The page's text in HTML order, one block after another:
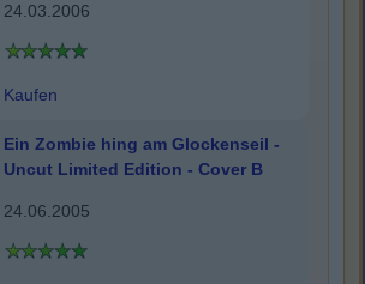
24.03.2006
Kaufen
Ein Zombie hing am Glockenseil -
Uncut Limited Edition - Cover B
24.06.2005